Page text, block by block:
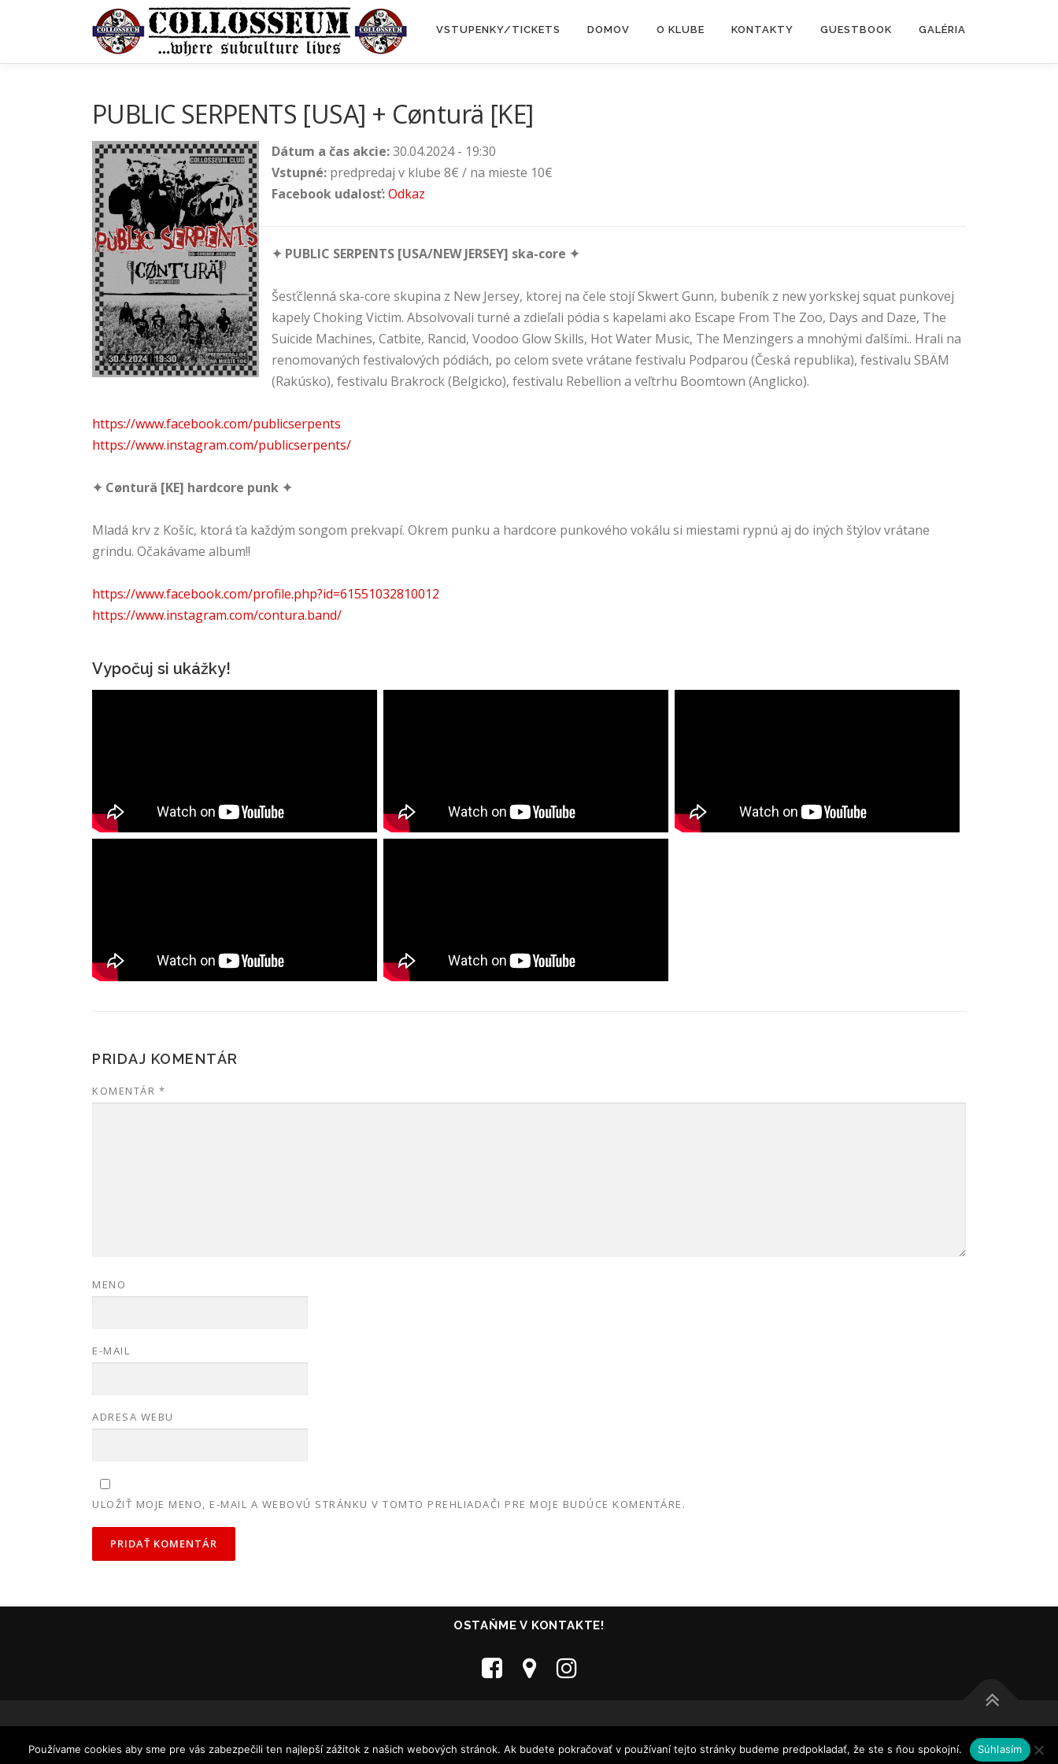
VSTUPENKY/TICKETS DOMOV O KLUBE KONTAKTY GUESTBOOK GALÉRIA
PUBLIC SERPENTS [USA] + Cønturä [KE]
Dátum a čas akcie:30.04.2024 - 19:30
Vstupné: predpredaj v klube 8€ / na mieste 10€
Facebook udalosť:Odkaz
✦ PUBLIC SERPENTS [USA/NEW JERSEY] ska-core ✦
Šesťčlenná ska-core skupina z New Jersey, ktorej na čele stojí Skwert Gunn, bubeník z new yorkskej squat punkovej
kapely Choking Victim. Absolvovali turné a zdieľali pódia s kapelami ako Escape From The Zoo, Days and Daze, The
Suicide Machines, Catbite, Rancid, Voodoo Glow Skills, Hot Water Music, The Menzingers a mnohými ďalšími.. Hrali na
renomovaných festivalových pódiách, po celom svete vrátane festivalu Podparou (Česká republika), festivalu SBÄM
(Rakúsko), festivalu Brakrock (Belgicko), festivalu Rebellion a veľtrhu Boomtown (Anglicko).
https://www.facebook.com/publicserpents
https://www.instagram.com/publicserpents/
✦ Cønturä [KE] hardcore punk ✦
Mladá krv z Košíc, ktorá ťa každým songom prekvapí. Okrem punku a hardcore punkového vokálu si miestami rypnú aj do iných štýlov vrátane
grindu. Očakávame album!!
https://www.facebook.com/profile.php?id=61551032810012
https://www.instagram.com/contura.band/
Vypočuj si ukážky!
PRIDAJ KOMENTÁR
KOMENTÁR *
MENO
E-MAIL
ADRESA WEBU
ULOŽIŤ MOJE MENO, E-MAIL A WEBOVÚ STRÁNKU V TOMTO PREHLIADAČI PRE MOJE BUDÚCE KOMENTÁRE.
OSTAŇME V KONTAKTE!
Používame cookies aby sme pre vás zabezpečili ten najlepší zážitok z našich webových stránok. Ak budete pokračovať v používaní tejto stránky budeme predpokladať, že ste s ňou spokojní. Súhlasím